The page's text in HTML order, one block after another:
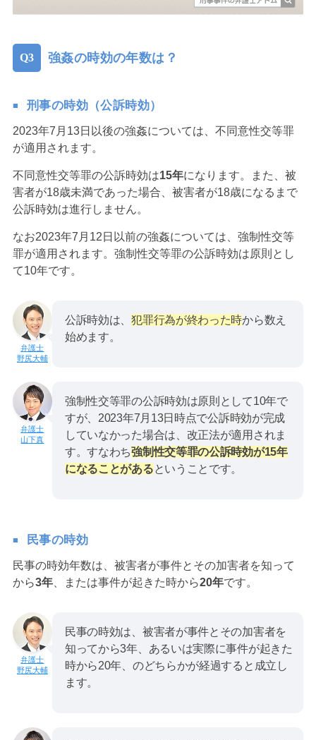
強姦の時効の年数は？
刑事の時効（公訴時効）
2023年7月13日以後の強姦については、不同意性交等罪
が適用されます。
不同意性交等罪の公訴時効は15年になります。また、被
害者が18歳未満であった場合、被害者が18歳になるまで
公訴時効は進行しません。
なお2023年7月12日以前の強姦については、強制性交等
罪が適用されます。強制性交等罪の公訴時効は原則とし
て10年です。
野尻大輔
公訴時効は、犯罪行為が終わった時から数え
始めます。
山下真
強制性交等罪の公訴時効は原則として10年で
すが、2023年7月13日時点で公訴時効が完成
していなかった場合は、改正法が適用されま
す。すなわち強制性交等罪の公訴時効が15年
になることがあるということです。
民事の時効
民事の時効年数は、被害者が事件とその加害者を知って
から3年、または事件が起きた時から20年です。
野尻大輔
民事の時効は、被害者が事件とその加害者を
知ってから3年、あるいは実際に事件が起きた
時から20年、のどちらかが経過すると成立し
ます。